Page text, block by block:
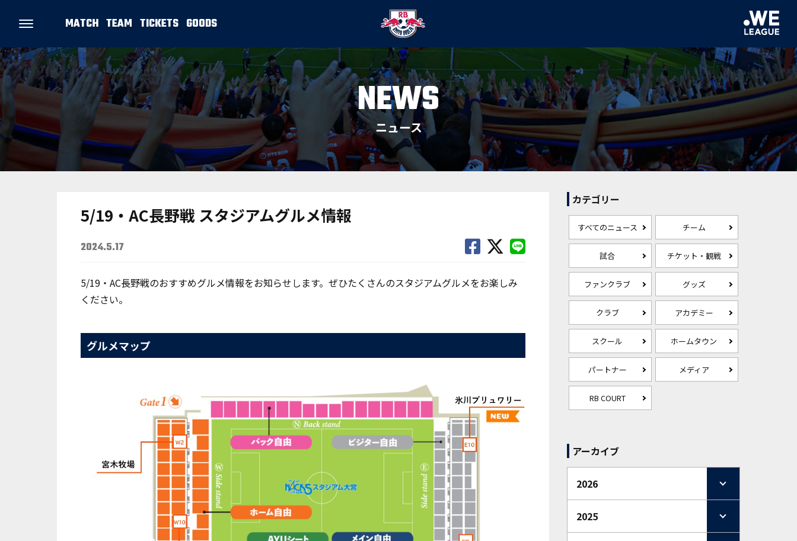
MATCH TEAM TICKETS GOODS
NEWS
ニュース
5/19・AC長野戦 スタジアムグルメ情報
2024.5.17
5/19・AC長野戦のおすすめグルメ情報をお知らせします。ぜひたくさんのスタジアムグルメをお楽しみ
ください。
グルメマップ
カテゴリー
すべてのニュース チーム
試合 チケット・観戦
ファンクラブ グッズ
クラブ アカデミー
スクール ホームタウン
パートナー メディア
RB COURT
アーカイブ
2026
2025